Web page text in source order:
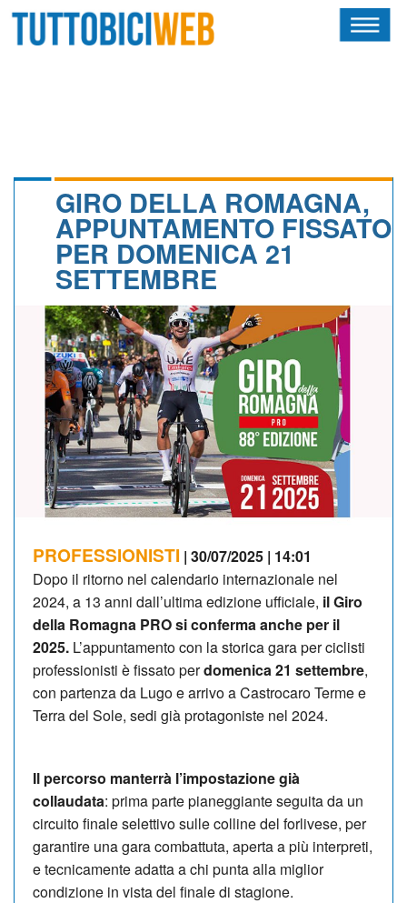
CALENDARIO
ALBI D'ORO
NEWSLETTER
GIRO DELLA ROMAGNA,
APPUNTAMENTO FISSATO
PER DOMENICA 21
SETTEMBRE
PROFESSIONISTI | 30/07/2025 | 14:01
Dopo il ritorno nel calendario internazionale nel
2024, a 13 anni dall’ultima edizione ufficiale, il Giro
della Romagna PRO si conferma anche per il
2025. L’appuntamento con la storica gara per ciclisti
professionisti è fissato perdomenica 21 settembre,
con partenza da Lugo e arrivo a Castrocaro Terme e
Terra del Sole, sedi già protagoniste nel 2024.
Il percorso manterrà l’impostazione già
collaudata: prima parte pianeggiante seguita da un
circuito finale selettivo sulle colline del forlivese, per
garantire una gara combattuta, aperta a più interpreti,
e tecnicamente adatta a chi punta alla miglior
condizione in vista del finale di stagione.